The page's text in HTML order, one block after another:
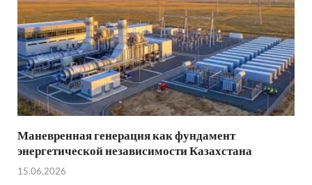
Маневренная генерация как фундамент
энергетической независимости Казахстана
15.06.2026